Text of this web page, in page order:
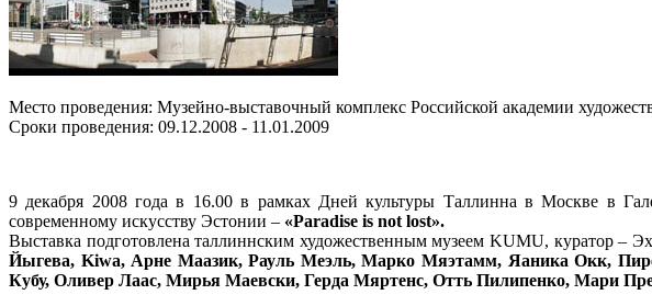
Место проведения: Музейно-выставочный комплекс Российской академии
Сроки проведения: 09.12.2008 - 11.01.2009
9 декабря 2008 года в 16.00 в рамках Дней культуры Таллинна в Москве в
современному искусству Эстонии – «Paradise is not lost».
Выставка подготовлена таллиннским художественным музеем KUMU, куратор –
Йыгева, Kiwa, Арне Маазик, Рауль Меэль, Марко Мяэтамм, Яаника Окк,
Кубу, Оливер Лаас, Мирья Маевски, Герда Мяртенс, Отть Пилипенко, Мари